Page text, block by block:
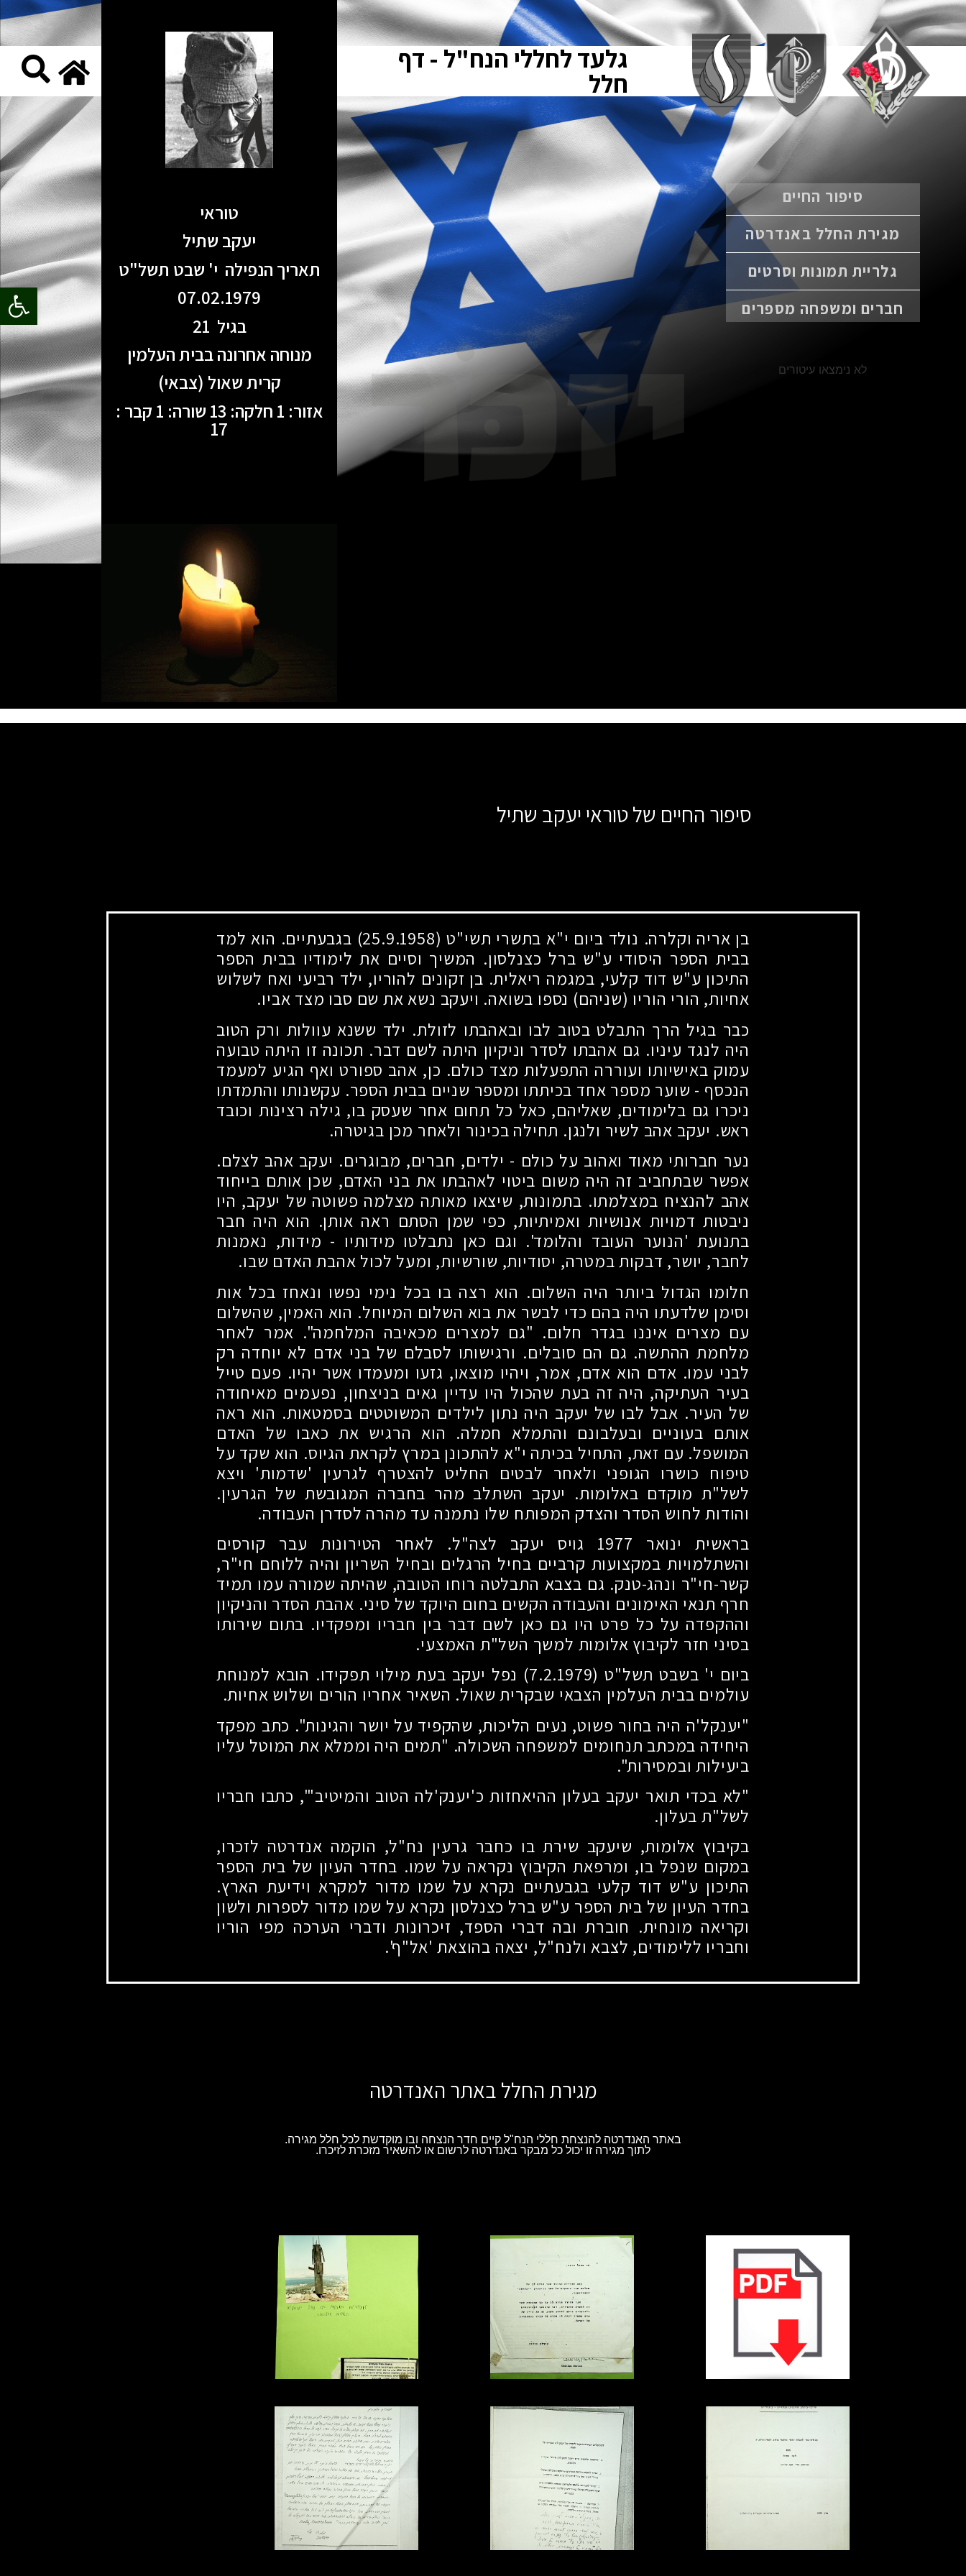
פתח
גלעד לחללי הנח"ל - דף
חלל
סיפור החיים
מגירת החלל באנדרטה
גלריית תמונות וסרטים
חברים ומשפחה מספרים
לא נימצאו עיטורים
טוראי
יעקב שתיל
תאריך הנפילה י' שבט תשל"ט
07.02.1979
בגיל 21
מנוחה אחרונה בבית העלמין
קרית שאול (צבאי)
אזור: 1 חלקה: 13 שורה: 1 קבר :
17
סיפור החיים של טוראי יעקב שתיל
בן אריה וקלרה. נולד ביום י"א בתשרי תשי"ט (25.9.1958)
בגבעתיים. הוא למד
בבית הספר היסודי ע"ש ברל כצנלסון. המשיך וסיים את לימודיו בבית הספר
התיכון ע"ש דוד קלעי, במגמה ריאלית. בן זקונים להוריו, ילד רביעי ואח לשלוש
אחיות, הורי הוריו (שניהם) נספו בשואה. ויעקב נשא את שם סבו מצד אביו.
כבר בגיל הרך התבלט בטוב לבו ובאהבתו לזולת. ילד ששנא עוולות ורק הטוב
היה לנגד עיניו. גם אהבתו לסדר וניקיון היתה לשם דבר. תכונה זו היתה טבועה
עמוק באישיותו ועוררה התפעלות מצד כולם. כן, אהב ספורט ואף הגיע למעמד
הנכסף - שוער מספר אחד בכיתתו ומספר שניים בבית הספר. עקשנותו והתמדתו
ניכרו גם בלימודים, שאליהם, כאל כל תחום אחר שעסק בו, גילה רצינות וכובד
ראש. יעקב אהב לשיר ולנגן. תחילה בכינור ולאחר מכן בגיטרה.
נער חברותי מאוד ואהוב על כולם - ילדים, חברים, מבוגרים. יעקב אהב לצלם.
אפשר שבתחביב זה היה משום ביטוי לאהבתו את בני האדם, שכן אותם בייחוד
אהב להנציח במצלמתו. בתמונות, שיצאו מאותה מצלמה פשוטה של יעקב, היו
ניבטות דמויות אנושיות ואמיתיות, כפי שמן הסתם ראה אותן. הוא היה חבר
בתנועת 'הנוער העובד והלומד'. וגם כאן נתבלטו מידותיו - מידות, נאמנות
לחבר, יושר, דבקות במטרה, יסודיות, שורשיות, ומעל לכול אהבת האדם שבו.
חלומו הגדול ביותר היה השלום. הוא רצה בו בכל נימי נפשו ונאחז בכל אות
וסימן שלדעתו היה בהם כדי לבשר את בוא השלום המיוחל. הוא האמין, שהשלום
עם מצרים איננו בגדר חלום. "גם למצרים מכאיבה המלחמה". אמר לאחר
מלחמת ההתשה. גם הם סובלים. ורגישותו לסבלם של בני אדם לא יוחדה רק
לבני עמו. אדם הוא אדם, אמר, ויהיו מוצאו, גזעו ומעמדו אשר יהיו. פעם טייל
בעיר העתיקה, היה זה בעת שהכול היו עדיין גאים בניצחון, נפעמים מאיחודה
של העיר. אבל לבו של יעקב היה נתון לילדים המשוטטים בסמטאות. הוא ראה
אותם בעוניים ובעלבונם והתמלא חמלה. הוא הרגיש את כאבו של האדם
המושפל. עם זאת, התחיל בכיתה י"א להתכונן במרץ לקראת הגיוס. הוא שקד על
טיפוח כושרו הגופני ולאחר לבטים החליט להצטרף לגרעין 'שדמות' ויצא
לשל"ת מוקדם באלומות. יעקב השתלב מהר בחברה המגובשת של הגרעין.
והודות לחוש הסדר והצדק המפותח שלו נתמנה עד מהרה לסדרן העבודה.
בראשית ינואר 1977 גויס יעקב לצה"ל. לאחר הטירונות עבר קורסים
והשתלמויות במקצועות קרביים בחיל הרגלים ובחיל השריון והיה ללוחם חי"ר,
קשר-חי"ר ונהג-טנק. גם בצבא התבלטה רוחו הטובה, שהיתה שמורה עמו תמיד
חרף תנאי האימונים והעבודה הקשים בחום היוקד של סיני. אהבת הסדר והניקיון
וההקפדה על כל פרט היו גם כאן לשם דבר בין חבריו ומפקדיו. בתום שירותו
בסיני חזר לקיבוץ אלומות למשך השל"ת האמצעי.
ביום י' בשבט תשל"ט (7.2.1979)
נפל יעקב בעת מילוי תפקידו. הובא למנוחת
עולמים בבית העלמין הצבאי שבקרית שאול. השאיר אחריו הורים ושלוש אחיות.
"יענקל'ה היה בחור פשוט, נעים הליכות, שהקפיד על יושר והגינות". כתב מפקד
היחידה במכתב תנחומים למשפחה השכולה. "תמים היה וממלא את המוטל עליו
ביעילות ובמסירות".
"לא בכדי תואר יעקב בעלון ההיאחזות כ'יענק'לה הטוב והמיטיב'", כתבו חבריו
לשל"ת בעלון.
בקיבוץ אלומות, שיעקב שירת בו כחבר גרעין נח"ל, הוקמה אנדרטה לזכרו,
במקום שנפל בו, ומרפאת הקיבוץ נקראה על שמו. בחדר העיון של בית הספר
התיכון ע"ש דוד קלעי בגבעתיים נקרא על שמו מדור למקרא וידיעת הארץ.
בחדר העיון של בית הספר ע"ש ברל כצנלסון נקרא על שמו מדור לספרות ולשון
וקריאה מונחית. חוברת ובה דברי הספד, זיכרונות ודברי הערכה מפי הוריו
וחבריו ללימודים, לצבא ולנח"ל, יצאה בהוצאת 'אל"ף'.
מגירת החלל באתר האנדרטה
באתר האנדרטה להנצחת חללי הנח"ל קיים חדר הנצחה ובו מוקדשת לכל חלל מגירה.
לתוך מגירה זו יכול כל מבקר באנדרטה לרשום או להשאיר מזכרת לזיכרו.